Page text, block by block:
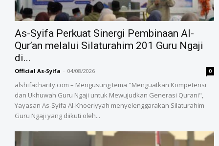
As-Syifa Perkuat Sinergi Pembinaan Al-
Qur’an melalui Silaturahim 201 Guru Ngaji
di...
Official As-Syifa - 04/08/2026 0
alshifacharity.com – Mengusung tema "Menguatkan Kompetensi
dan Ukhuwah Guru Ngaji untuk Mewujudkan Generasi Qurani",
Yayasan As-Syifa Al-Khoeriyyah menyelenggarakan Silaturahim
Guru Ngaji yang diikuti oleh...